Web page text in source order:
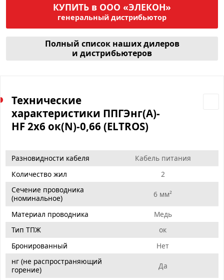
КУПИТЬ в ООО «ЭЛЕКОН»
генеральный дистрибьютор
Полный список наших дилеров
и дистрибьютеров
Технические
характеристики ППГЭнг(А)-
HF 2х6 ок(N)-0,66 (ELTROS)
Разновидности кабеля
Кабель питания
Количество жил
2
Сечение проводника
(номинальное)
6 мм²
Материал проводника
Медь
Тип ТПЖ
ок
Бронированный
Нет
нг (не распространяющий
горение)
Да